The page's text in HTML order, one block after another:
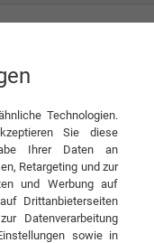
Technologien.
Sie diese
Ihrer Daten an
Retargeting und zur
und Werbung auf
Drittanbieterseiten
Datenverarbeitung
sowie in